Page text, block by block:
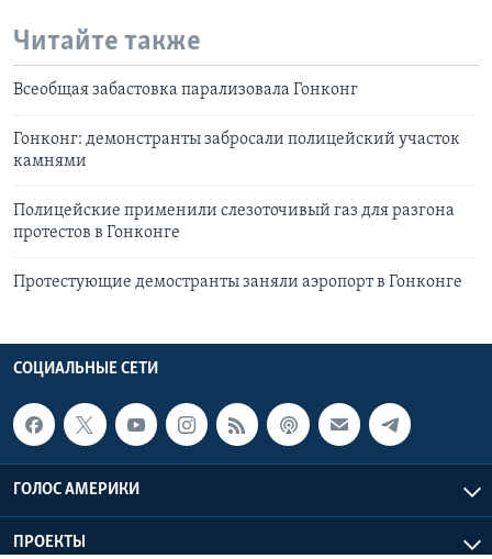
Читайте также
Всеобщая забастовка парализовала Гонконг
Гонконг: демонстранты забросали полицейский участок
камнями
Полицейские применили слезоточивый газ для разгона
протестов в Гонконге
Протестующие демостранты заняли аэропорт в Гонконге
СОЦИАЛЬНЫЕ СЕТИ
ГОЛОС АМЕРИКИ
ПРОЕКТЫ